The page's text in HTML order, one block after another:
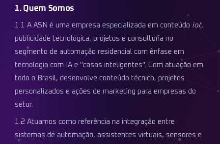
1. Quem Somos
1.1 A ASN é uma empresa especializada em conteúdo iot,
publicidade tecnológica, projetos e consultoria no
segmento de automação residencial com ênfase em
tecnologia com IA e "casas inteligentes". Com atuação em
todo o Brasil, desenvolve conteúdo técnico, projetos
personalizados e ações de marketing para empresas do
setor.
1.2 Atuamos como referência na integração entre
sistemas de automação, assistentes virtuais, sensores e